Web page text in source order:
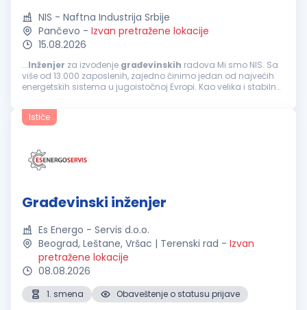
NIS - Naftna Industrija Srbije
Pančevo - Izvan pretražene lokacije
15.08.2026
...Inženjer za izvođenje građevinskih radova Mi smo NIS. Sa
više od 13.000 zaposlenih, zajedno činimo jedan od najvećih
energetskih sistema u jugoistočnoj Evropi. Kao velika i stabilna
Ističe
Građevinski inženjer
Es Energo - Servis d.o.o.
Beograd, Leštane, Vršac | Terenski rad - Izvan
pretražene lokacije
08.08.2026
1. smena Obaveštenje o statusu prijave